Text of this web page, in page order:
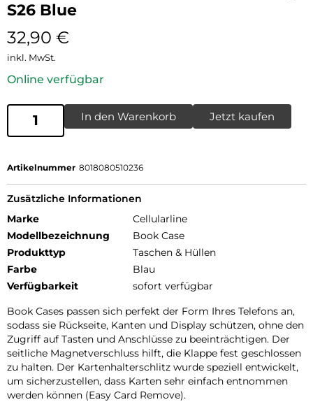
S26 Blue
32,90 €
inkl. MwSt.
Online verfügbar
In den Warenkorb Jetzt kaufen
Artikelnummer 8018080510236
Zusätzliche Informationen
Marke
Cellularline
Modellbezeichnung
Book Case
Produkttyp
Taschen & Hüllen
Farbe
Blau
Verfügbarkeit
sofort verfügbar
Book Cases passen sich perfekt der Form Ihres Telefons an,
sodass sie Rückseite, Kanten und Display schützen, ohne den
Zugriff auf Tasten und Anschlüsse zu beeinträchtigen. Der
seitliche Magnetverschluss hilft, die Klappe fest geschlossen
zu halten. Der Kartenhalterschlitz wurde speziell entwickelt,
um sicherzustellen, dass Karten sehr einfach entnommen
werden können (Easy Card Remove).